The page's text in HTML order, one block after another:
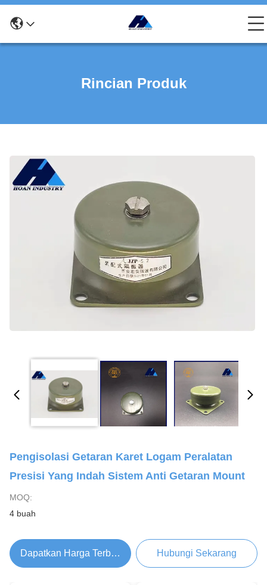
Rincian Produk
Pengisolasi Getaran Karet Logam Peralatan
Presisi Yang Indah Sistem Anti Getaran Mount
MOQ:
4 buah
Dapatkan Harga Terbaik Hubungi Sekarang